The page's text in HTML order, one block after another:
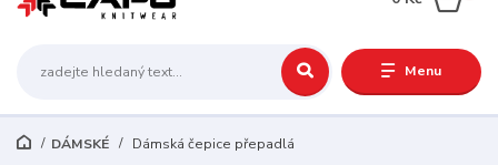
Menu
DÁMSKÉ Dámská čepice přepadlá